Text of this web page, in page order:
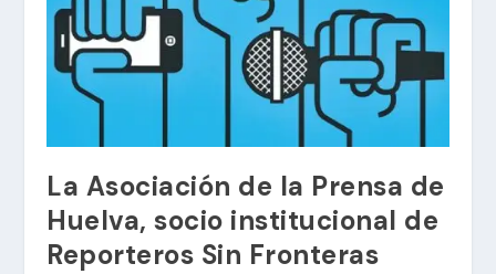
La Asociación de la Prensa de
Huelva, socio institucional de
Reporteros Sin Fronteras